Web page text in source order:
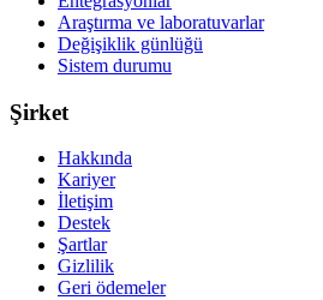
Araştırma ve laboratuvarlar
Değişiklik günlüğü
Sistem durumu
Şirket
Hakkında
Kariyer
İletişim
Destek
Şartlar
Gizlilik
Geri ödemeler